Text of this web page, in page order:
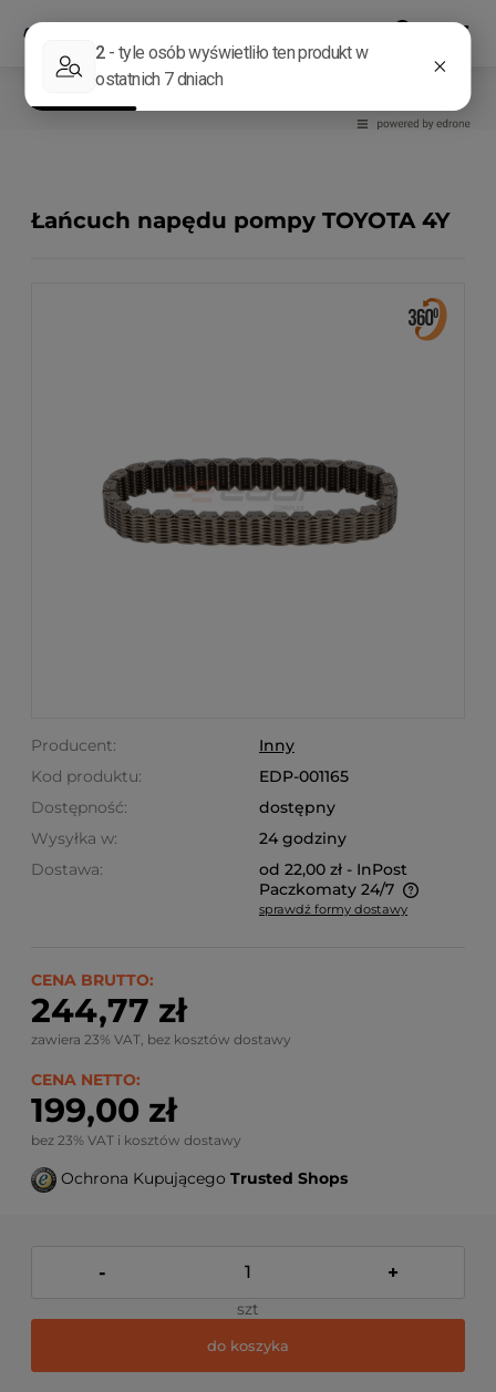
Łańcuch napędu pompy TOYOTA 4Y
Producent:
Inny
Kod produktu:
EDP-001165
Dostępność:
dostępny
Wysyłka w:
24 godziny
Dostawa:
od 22,00 zł - InPost
Paczkomaty 24/7
Ze względu na niestandardowe wymiary produktu,
sprawdź formy dostawy
CENA BRUTTO:
244,77 zł
zawiera 23% VAT, bez kosztów dostawy
CENA NETTO:
199,00 zł
bez 23% VAT i kosztów dostawy
Ochrona Kupującego Trusted Shops
- +
szt
do koszyka